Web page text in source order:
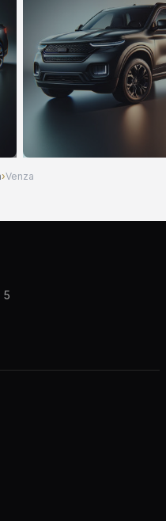
›Venza
5